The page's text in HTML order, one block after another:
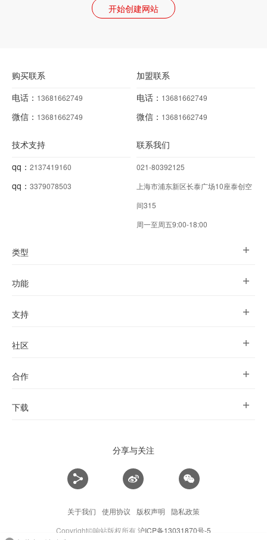
开始创建网站
购买联系
电话： 13681662749
微信： 13681662749
加盟联系
电话： 13681662749
微信： 13681662749
技术支持
qq： 2137419160
qq： 3379078503
联系我们
021-80392125
上海市浦东新区长泰广场10座泰创空
间315
周一至周五9:00-18:00
类型
功能
支持
社区
合作
下载
分享与关注
关于我们 使用协议 版权声明
隐私政策
Copyright©响站版权所有沪ICP备13031870号-5